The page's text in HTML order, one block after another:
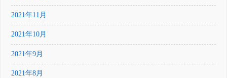
2021年11月
2021年10月
2021年9月
2021年8月